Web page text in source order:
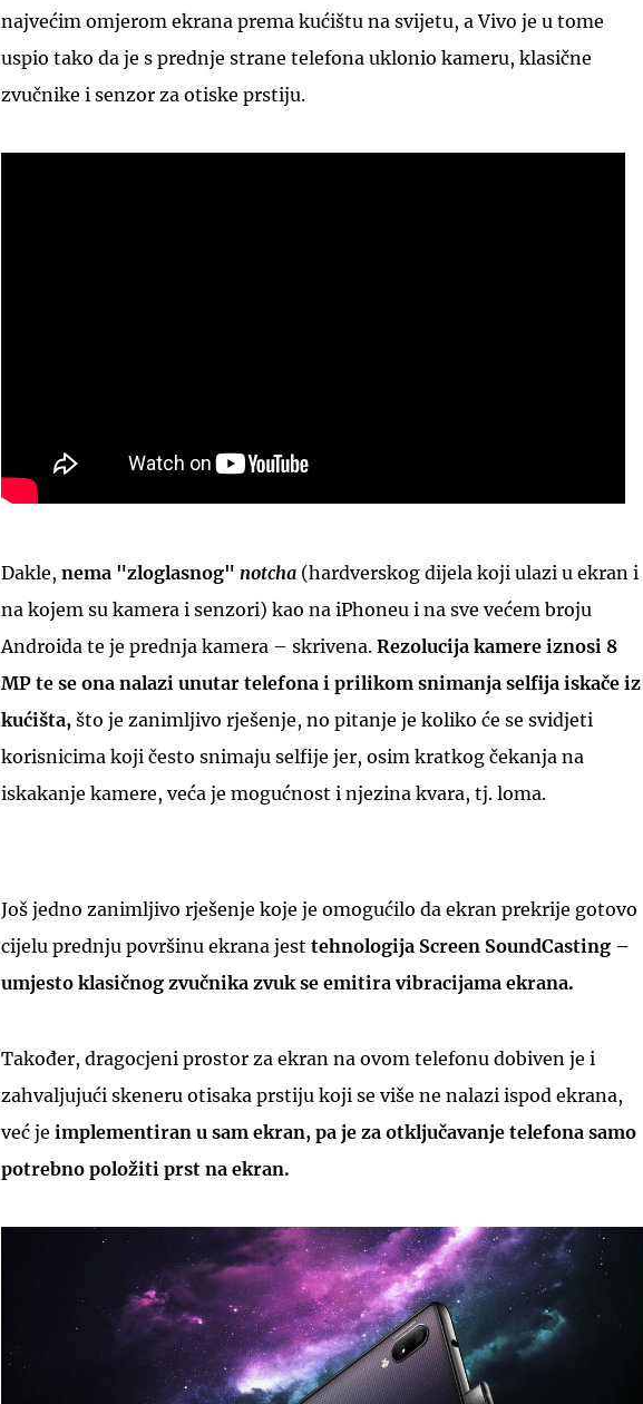
najvećim omjerom ekrana prema kućištu na svijetu, a Vivo je u tome
uspio tako da je s prednje strane telefona uklonio kameru, klasične
zvučnike i senzor za otiske prstiju.
Dakle, nema "zloglasnog" notcha (hardverskog dijela koji ulazi u ekran i
na kojem su kamera i senzori) kao na iPhoneu i na sve većem broju
Androida te je prednja kamera – skrivena. Rezolucija kamere iznosi 8
MP te se ona nalazi unutar telefona i prilikom snimanja selfija iskače iz
kućišta, što je zanimljivo rješenje, no pitanje je koliko će se svidjeti
korisnicima koji često snimaju selfije jer, osim kratkog čekanja na
iskakanje kamere, veća je mogućnost i njezina kvara, tj. loma.
Još jedno zanimljivo rješenje koje je omogućilo da ekran prekrije gotovo
cijelu prednju površinu ekrana jest tehnologija Screen SoundCasting –
umjesto klasičnog zvučnika zvuk se emitira vibracijama ekrana.
Također, dragocjeni prostor za ekran na ovom telefonu dobiven je i
zahvaljujući skeneru otisaka prstiju koji se više ne nalazi ispod ekrana,
već je implementiran u sam ekran, pa je za otključavanje telefona samo
potrebno položiti prst na ekran.